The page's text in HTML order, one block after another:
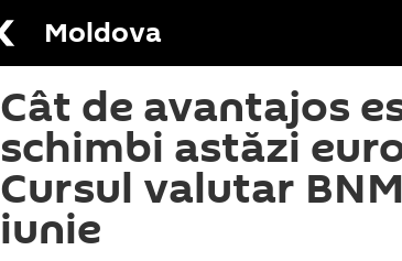
Moldova
Cât de avantajos
schimbi astăzi
Cursul valutar
iunie